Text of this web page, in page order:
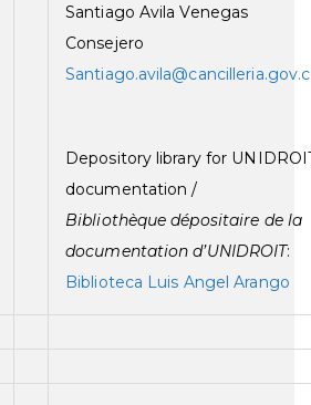
Santiago Avila Venegas
Consejero
Depository library for
documentation /
Bibliothèque dépositaire de la
documentation d’UNIDROIT:
Biblioteca Luis Angel Arango